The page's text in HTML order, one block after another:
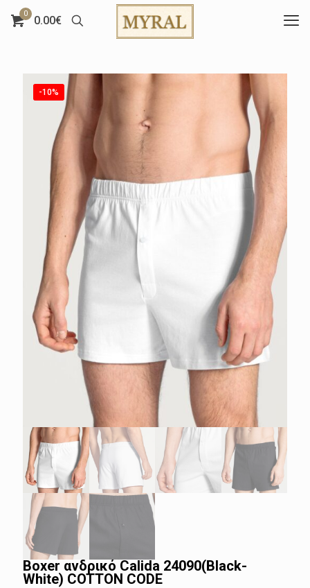
0
0.00€
-10%
Boxer ανδρικό Calida 24090(Black-
White) COTTON CODE